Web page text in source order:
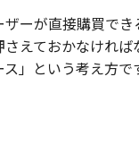
ーが直接購買で
えておかなければ
」という考え方で